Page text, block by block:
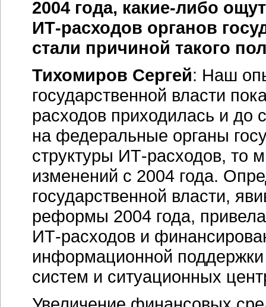
2004 года, какие-либо
ИТ-расходов органов
стали причиной такого
Тихомиров Сергей: Наш
государственной власти
расходов приходилась и до
на федеральные органы
структуры ИТ-расходов, то
изменений с 2004 года.
государственной власти,
реформы 2004 года,
ИТ-расходов и
информационной
систем и ситуационных